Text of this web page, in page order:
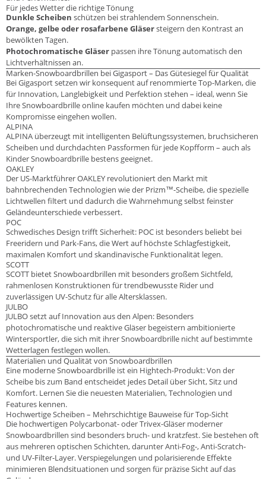
Für jedes Wetter die richtige Tönung
Dunkle Scheiben schützen bei strahlendem Sonnenschein.
Orange, gelbe oder rosafarbene Gläsersteigern den Kontrast an
bewölkten Tagen.
Photochromatische Gläser passen ihre Tönung automatisch den
Lichtverhältnissen an.
Marken-Snowboardbrillen bei Gigasport – Das Gütesiegel für Qualität
Bei Gigasport setzen wir konsequent auf renommierte Top-Marken, die
für Innovation, Langlebigkeit und Perfektion stehen – ideal, wenn Sie
Ihre Snowboardbrille online kaufen möchten und dabei keine
Kompromisse eingehen wollen.
ALPINA
ALPINA überzeugt mit intelligenten Belüftungssystemen, bruchsicheren
Scheiben und durchdachten Passformen für jede Kopfform – auch als
Kinder Snowboardbrille bestens geeignet.
OAKLEY
Der US-Marktführer OAKLEY revolutioniert den Markt mit
bahnbrechenden Technologien wie der Prizm™-Scheibe, die spezielle
Lichtwellen filtert und dadurch die Wahrnehmung selbst feinster
Geländeunterschiede verbessert.
POC
Schwedisches Design trifft Sicherheit: POC ist besonders beliebt bei
Freeridern und Park-Fans, die Wert auf höchste Schlagfestigkeit,
maximalen Komfort und skandinavische Funktionalität legen.
SCOTT
SCOTT bietet Snowboardbrillen mit besonders großem Sichtfeld,
rahmenlosen Konstruktionen für trendbewusste Rider und
zuverlässigen UV-Schutz für alle Altersklassen.
JULBO
JULBO setzt auf Innovation aus den Alpen: Besonders
photochromatische und reaktive Gläser begeistern ambitionierte
Wintersportler, die sich mit ihrer Snowboardbrille nicht auf bestimmte
Wetterlagen festlegen wollen.
Materialien und Qualität von Snowboardbrillen
Eine moderne Snowboardbrille ist ein Hightech-Produkt: Von der
Scheibe bis zum Band entscheidet jedes Detail über Sicht, Sitz und
Komfort. Lernen Sie die neuesten Materialien, Technologien und
Features kennen.
Hochwertige Scheiben – Mehrschichtige Bauweise für Top-Sicht
Die hochwertigen Polycarbonat- oder Trivex-Gläser moderner
Snowboardbrillen sind besonders bruch- und kratzfest. Sie bestehen oft
aus mehreren optischen Schichten, darunter Anti-Fog-, Anti-Scratch-
und UV-Filter-Layer. Verspiegelungen und polarisierende Effekte
minimieren Blendsituationen und sorgen für präzise Sicht auf das